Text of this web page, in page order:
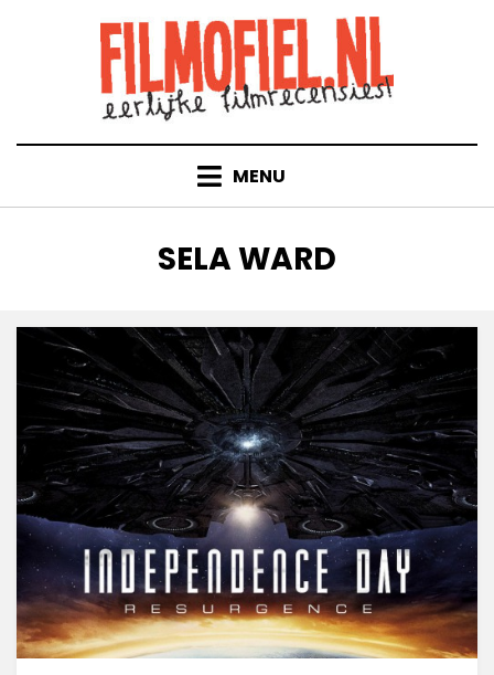
MENU
TAG
:
SELA WARD